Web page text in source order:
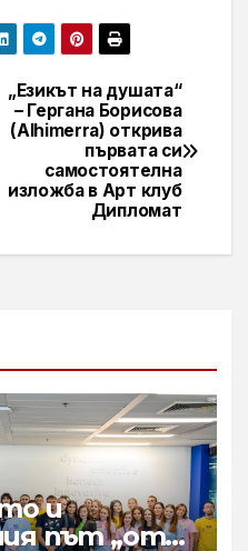
„Езикът на душата“
– Гергана Борисова
(Alhimerra) открива
първата си
самостоятелна
изложба в Арт клуб
Дипломат
и
път „от